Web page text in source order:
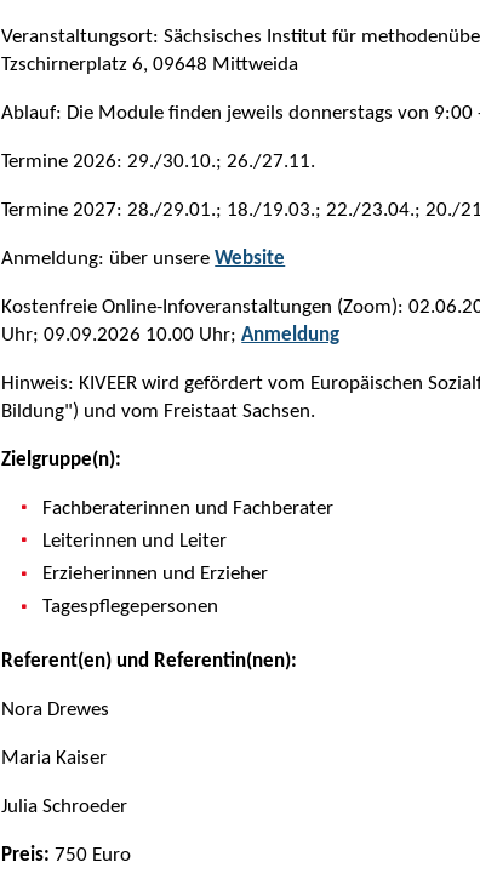
Veranstaltungsort: Sächsisches Institut für
Tzschirnerplatz 6, 09648 Mittweida
Ablauf: Die Module finden jeweils donnerstags von
Termine 2026: 29./30.10.; 26./27.11.
Termine 2027: 28./29.01.; 18./19.03.; 22./23.04.; 20./
Anmeldung: über unsereWebsite
Kostenfreie Online-Infoveranstaltungen (Zoom):
Uhr; 09.09.2026 10.00 Uhr;Anmeldung
Hinweis: KIVEER wird gefördert vom Europäischen
Bildung") und vom Freistaat Sachsen.
Zielgruppe(n):
Fachberaterinnen und Fachberater
Leiterinnen und Leiter
Erzieherinnen und Erzieher
Tagespflegepersonen
Referent(en) und Referentin(nen):
Nora Drewes
Maria Kaiser
Julia Schroeder
Preis: 750 Euro